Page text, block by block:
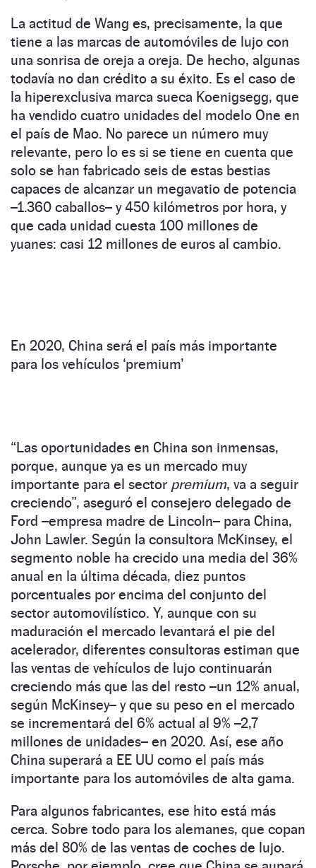
La actitud de Wang es, precisamente, la que
tiene a las marcas de automóviles de lujo con
una sonrisa de oreja a oreja. De hecho, algunas
todavía no dan crédito a su éxito. Es el caso de
la hiperexclusiva marca sueca Koenigsegg, que
ha vendido cuatro unidades del modelo One en
el país de Mao. No parece un número muy
relevante, pero lo es si se tiene en cuenta que
solo se han fabricado seis de estas bestias
capaces de alcanzar un megavatio de potencia
–1.360 caballos– y 450 kilómetros por hora, y
que cada unidad cuesta 100 millones de
yuanes: casi 12 millones de euros al cambio.
En 2020, China será el país más importante
para los vehículos ‘premium’
“Las oportunidades en China son inmensas,
porque, aunque ya es un mercado muy
importante para el sector premium, va a seguir
creciendo”, aseguró el consejero delegado de
Ford –empresa madre de Lincoln– para China,
John Lawler. Según la consultora McKinsey, el
segmento noble ha crecido una media del 36%
anual en la última década, diez puntos
porcentuales por encima del conjunto del
sector automovilístico. Y, aunque con su
maduración el mercado levantará el pie del
acelerador, diferentes consultoras estiman que
las ventas de vehículos de lujo continuarán
creciendo más que las del resto –un 12% anual,
según McKinsey– y que su peso en el mercado
se incrementará del 6% actual al 9% –2,7
millones de unidades– en 2020. Así, ese año
China superará a EE UU como el país más
importante para los automóviles de alta gama.
Para algunos fabricantes, ese hito está más
cerca. Sobre todo para los alemanes, que copan
más del 80% de las ventas de coches de lujo.